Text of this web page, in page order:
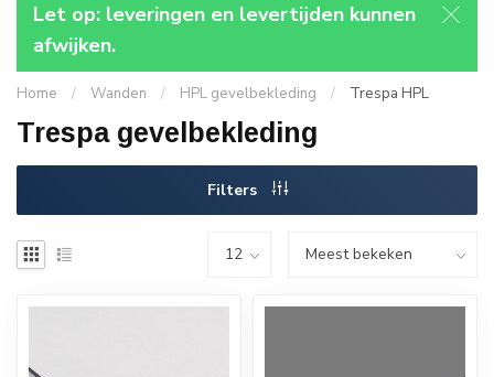
Let op: leveringen en levertijden kunnen
afwijken.
Home / Wanden / HPL gevelbekleding / Trespa HPL
Trespa gevelbekleding
Filters